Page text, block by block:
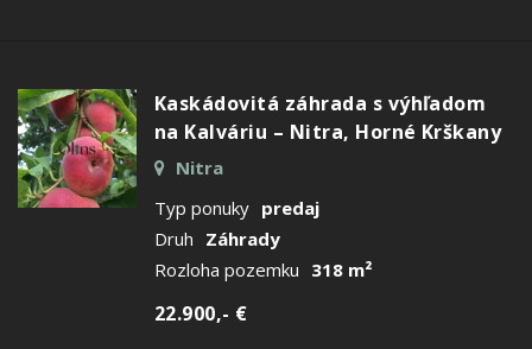
Kaskádovitá záhrada s výhľadom
na Kalváriu – Nitra, Horné Krškany
Nitra
Typ ponuky predaj
Druh Záhrady
Rozloha pozemku 318 m²
22.900,- €